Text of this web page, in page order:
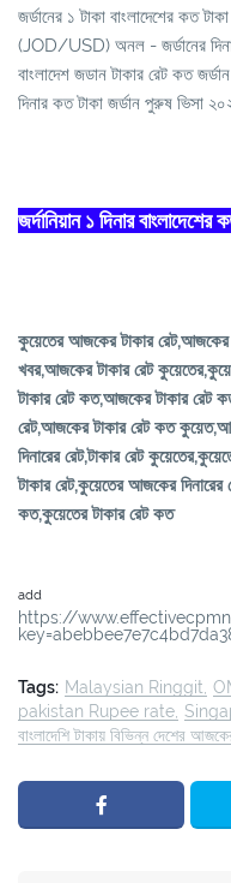
জর্ডানের ১ টাকা বাংলাদেশের কত
(JOD/USD) অনল - জর্ডানের দিনার
বাংলাদেশ জডান টাকার রেট কত
দিনার কত টাকা জর্ডান পুরুষ ভিসা
জর্দানিয়ান ১ দিনার
কুয়েতের আজকের টাকার
খবর,আজকের টাকার রেট
টাকার রেট কত,আজকের টাকার রেট
রেট,আজকের টাকার রেট কত
দিনারের রেট,টাকার রেট
টাকার রেট,কুয়েতের আজকের
কত,কুয়েতের টাকার রেট কত
add
https://
Tags: Malaysian Ringgit
pakistan Rupee rate
বাংলাদেশি টাকায় বিভিন্ন দেশের